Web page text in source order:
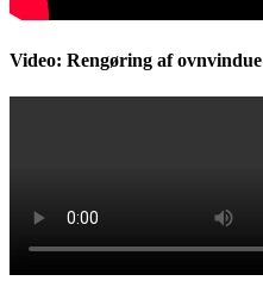
Video: Rengøring af ovnvindue